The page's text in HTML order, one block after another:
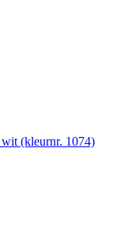
(kleurnr. 1074)